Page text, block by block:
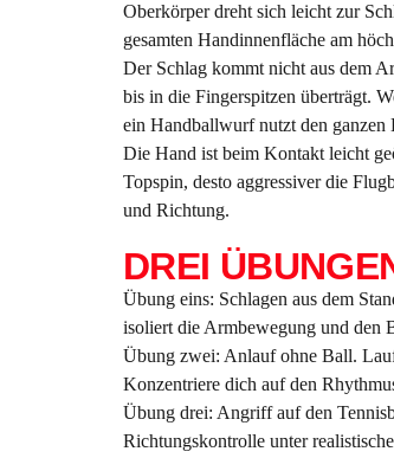
Oberkörper dreht sich leicht zur
gesamten Handinnenfläche am
Der Schlag kommt nicht aus dem
bis in die Fingerspitzen überträgt.
ein Handballwurf nutzt den
Die Hand ist beim Kontakt leicht
Topspin, desto aggressiver die
und Richtung.
DREI
Übung eins: Schlagen aus dem
isoliert die Armbewegung und den
Übung zwei: Anlauf ohne Ball.
Konzentriere dich auf den
Übung drei: Angriff auf den
Richtungskontrolle unter